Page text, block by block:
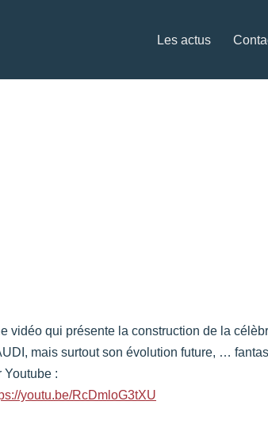
Les actus
vidéo qui présente la construction de la
mais surtout son évolution future, …
Youtube :
youtu.be/RcDmloG3tXU